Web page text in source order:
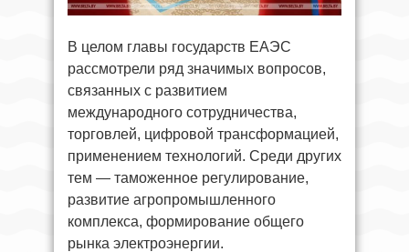
В целом главы государств ЕАЭС
рассмотрели ряд значимых вопросов,
связанных с развитием
международного сотрудничества,
торговлей, цифровой трансформацией,
применением технологий. Среди других
тем — таможенное регулирование,
развитие агропромышленного
комплекса, формирование общего
рынка электроэнергии.